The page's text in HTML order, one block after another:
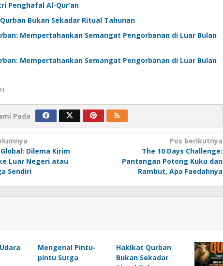
Penghafal Al-Qur’an
Bukan Sekadar Ritual Tahunan
Mempertahankan Semangat Pengorbanan di Luar Bulan
Mempertahankan Semangat Pengorbanan di Luar Bulan
Pada
Dilema Kirim
Luar Negeri atau
Sendiri
Pos berikutnya
The 10 Days Challenge:
Pantangan Potong Kuku dan
Rambut, Apa Faedahnya
‎Mengenal Pintu-
pintu Surga
Hakikat Qurban
Bukan Sekadar